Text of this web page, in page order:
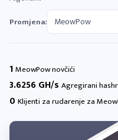
Promjena:
1MeowPow novčići
3.6256 GH/s Agregirani
0 Klijenti za rudarenje za